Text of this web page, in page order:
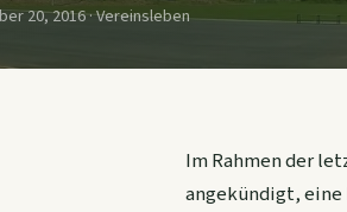
20, 2016 · Vereinsleben
Im Rahmen der
angekündigt, eine